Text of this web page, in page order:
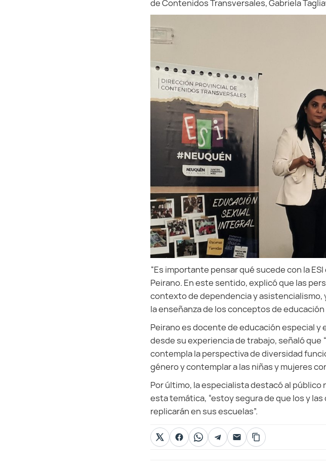
de Contenidos Transversales, Gabriela
“Es importante pensar qué sucede con la
Peirano. En este sentido, explicó que las
contexto de dependencia y asistencialismo,
la enseñanza de los conceptos de educación
Peirano es docente de educación especial
desde su experiencia de trabajo, señaló que
contempla la perspectiva de diversidad
género y contemplar a las niñas y mujeres
Por último, la especialista destacó al
esta temática, “estoy segura de que los y
replicarán en sus escuelas”.